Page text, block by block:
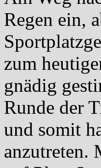
Regen ein,
zum
gnädig
Runde der
und somit
anzutreten.